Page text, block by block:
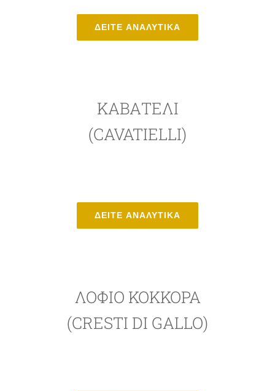
ΔΕΙΤΕ ΑΝΑΛΥΤΙΚΑ
ΚΑΒΑΤΈΛΙ
(CAVATIELLI)
ΔΕΙΤΕ ΑΝΑΛΥΤΙΚΑ
ΛΟΦΊΟ ΚΌΚΚΟΡΑ
(CRESTI DI GALLO)